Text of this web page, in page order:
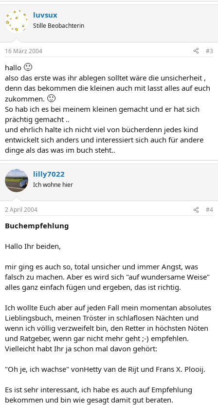
luvsux
Stille Beobachterin
16 März 2004 #3
hallo 🙂
also das erste was ihr ablegen solltet wäre die unsicherheit ,
denn das bekommen die kleinen auch mit lasst alles auf euch
zukommen. 🙂
So hab ich es bei meinem kleinen gemacht und er hat sich
prächtig gemacht ..
und ehrlich halte ich nicht viel von bücherdenn jedes kind
entwickelt sich anders und interessiert sich auch für andere
dinge als das was im buch steht..
lilly7022
Ich wohne hier
2 April 2004 #4
Buchempfehlung
Hallo Ihr beiden,
mir ging es auch so, total unsicher und immer Angst, was
falsch zu machen. Aber es wird sich "auf wundersame Weise"
alles ganz einfach fügen und ergeben, das ist richtig.
Ich wollte Euch aber auf jeden Fall mein momentan absolutes
Lieblingsbuch, meinen Tröster in schlaflosen Nächten und
wenn ich völlig verzweifelt bin, den Retter in höchsten Nöten
und Ratgeber, wenn gar nicht mehr geht ;-) empfehlen.
Vielleicht habt Ihr ja schon mal davon gehört:
"Oh je, ich wachse" vonHetty van de Rijt und Frans X. Plooij.
Es ist sehr interessant, ich habe es auch auf Empfehlung
bekommen und bin wie gesagt damit gut beraten.